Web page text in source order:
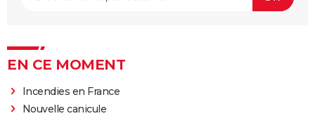
EN CE MOMENT
Incendies en France
Nouvelle canicule